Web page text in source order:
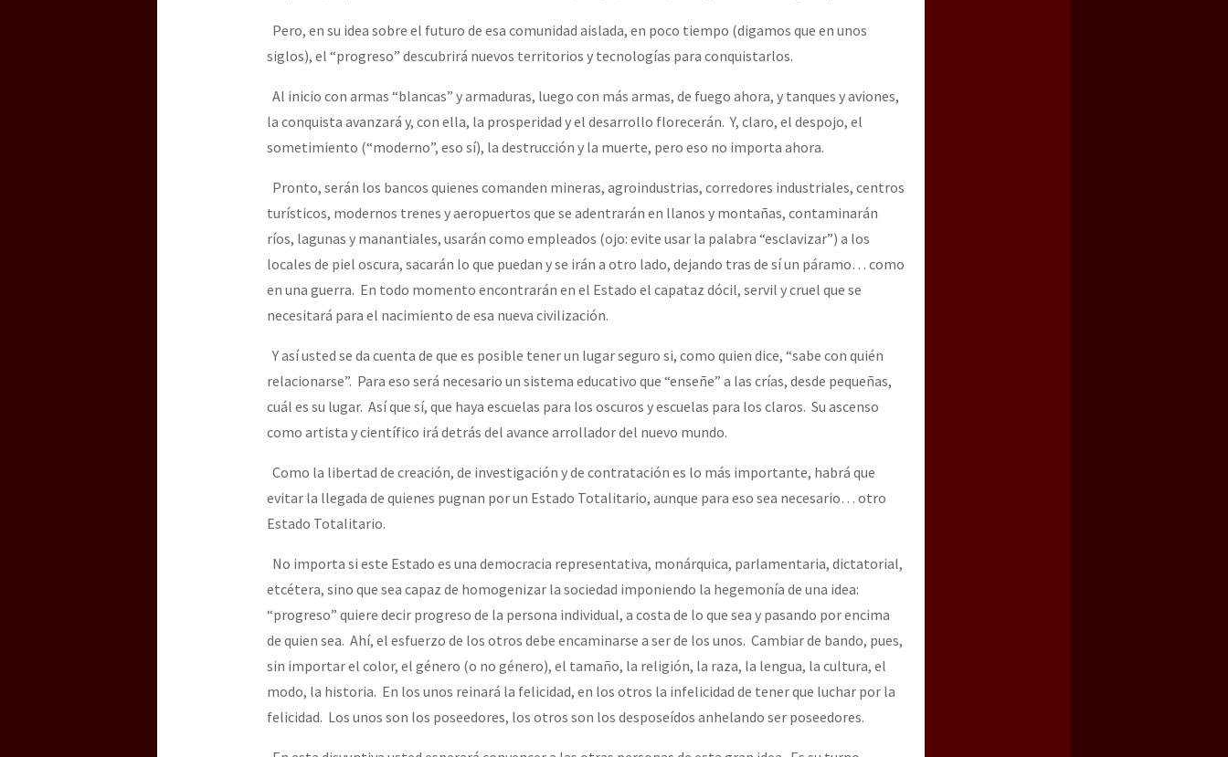
Pero, en su idea sobre el futuro de esa comunidad aislada, en poco tiempo (digamos que en unos
siglos), el “progreso” descubrirá nuevos territorios y tecnologías para conquistarlos.
Al inicio con armas “blancas” y armaduras, luego con más armas, de fuego ahora, y tanques y aviones,
la conquista avanzará y, con ella, la prosperidad y el desarrollo florecerán. Y, claro, el despojo, el
sometimiento (“moderno”, eso sí), la destrucción y la muerte, pero eso no importa ahora.
Pronto, serán los bancos quienes comanden mineras, agroindustrias, corredores industriales, centros
turísticos, modernos trenes y aeropuertos que se adentrarán en llanos y montañas, contaminarán
ríos, lagunas y manantiales, usarán como empleados (ojo: evite usar la palabra “esclavizar”) a los
locales de piel oscura, sacarán lo que puedan y se irán a otro lado, dejando tras de sí un páramo… como
en una guerra. En todo momento encontrarán en el Estado el capataz dócil, servil y cruel que se
necesitará para el nacimiento de esa nueva civilización.
Y así usted se da cuenta de que es posible tener un lugar seguro si, como quien dice, “sabe con quién
relacionarse”. Para eso será necesario un sistema educativo que “enseñe” a las crías, desde pequeñas,
cuál es su lugar. Así que sí, que haya escuelas para los oscuros y escuelas para los claros. Su ascenso
como artista y científico irá detrás del avance arrollador del nuevo mundo.
Como la libertad de creación, de investigación y de contratación es lo más importante, habrá que
evitar la llegada de quienes pugnan por un Estado Totalitario, aunque para eso sea necesario… otro
Estado Totalitario.
No importa si este Estado es una democracia representativa, monárquica, parlamentaria, dictatorial,
etcétera, sino que sea capaz de homogenizar la sociedad imponiendo la hegemonía de una idea:
“progreso” quiere decir progreso de la persona individual, a costa de lo que sea y pasando por encima
de quien sea. Ahí, el esfuerzo de los otros debe encaminarse a ser de los unos. Cambiar de bando, pues,
sin importar el color, el género (o no género), el tamaño, la religión, la raza, la lengua, la cultura, el
modo, la historia. En los unos reinará la felicidad, en los otros la infelicidad de tener que luchar por la
felicidad. Los unos son los poseedores, los otros son los desposeídos anhelando ser poseedores.